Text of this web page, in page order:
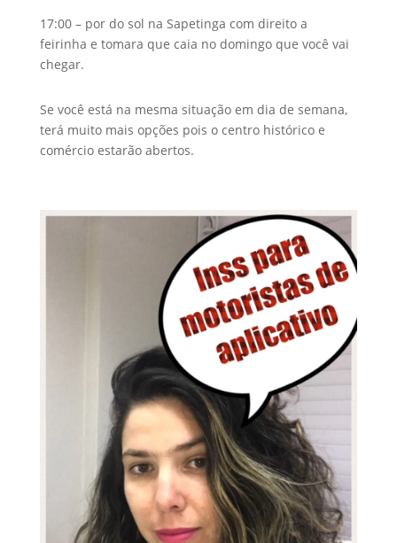
17:00 – por do sol na Sapetinga com direito a
feirinha e tomara que caia no domingo que você vai
chegar.
Se você está na mesma situação em dia de semana,
terá muito mais opções pois o centro histórico e
comércio estarão abertos.